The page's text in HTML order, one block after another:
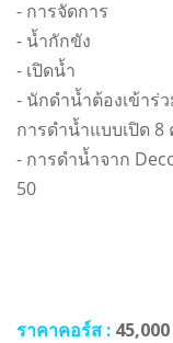
- การจัดการ
- น้ำกักขัง
- เปิดน้ำ
- นักดำน้ำต้องเข้าร่
การดำน้ำแบบเปิด 8
- การดำน้ำจาก
50
ราคาคอร์ส :